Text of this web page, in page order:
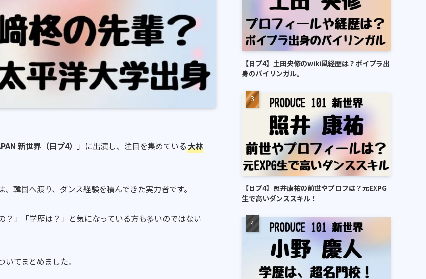
新世界（日プ4） 」に出演し、注目を集めている大林
韓国へ渡り、ダンス経験を積んできた実力者です。
」「学歴は？」と気になっている方も多いのではない
てまとめました。
【日プ4】土田央修のwiki風経歴は？ボイプラ出
身のバイリンガル。
【日プ4】照井康祐の前世やプロフは？元EXPG
生で高いダンススキル！